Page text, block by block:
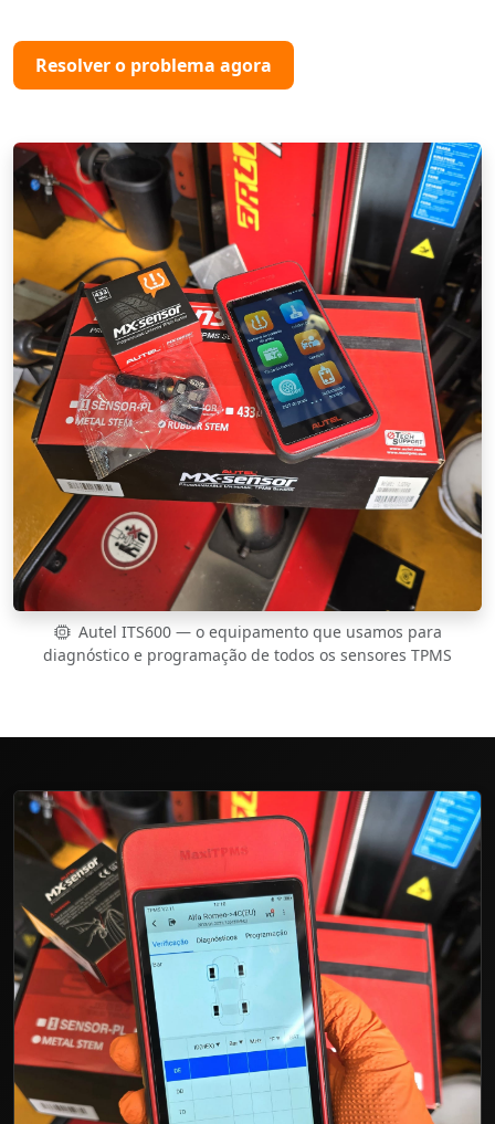
Resolver o problema agora
Autel ITS600 — o equipamento que usamos para
diagnóstico e programação de todos os sensores TPMS